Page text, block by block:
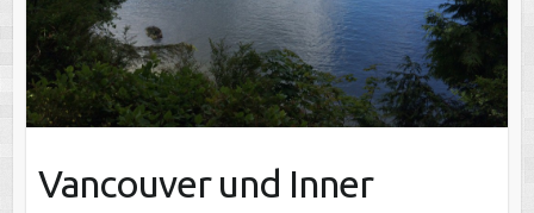
Vancouver und Inner